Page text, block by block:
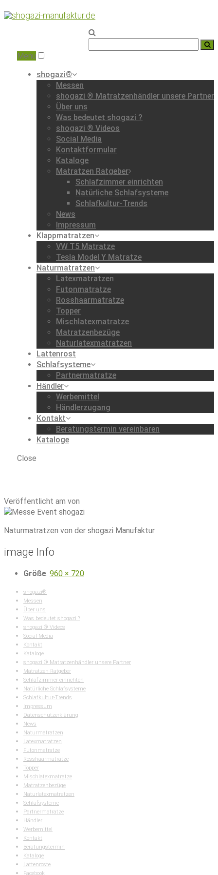
Menu
shogazi®
Messen
shogazi ® Matratzenhändler unsere Partner
Über uns
Was bedeutet shogazi ?
shogazi ® Videos
Social Media
Kontaktformular
Kataloge
Matratzen Ratgeber
Schlafzimmer einrichten
Natürliche Schlafsysteme
Schlafkultur-Trends
News
Impressum
Klappmatratzen
VW T5 Matratze
Tesla Model Y Matratze
Naturmatratzen
Latexmatratzen
Futonmatratze
Rosshaarmatratze
Topper
Mischlatexmatratze
Matratzenbezüge
Naturlatexmatratzen
Lattenrost
Schlafsysteme
Partnermatratze
Händler
Werbemittel
Händlerzugang
Kontakt
Beratungstermin vereinbaren
Kataloge
Close
Veröffentlicht am von
Naturmatratzen von der shogazi Manufaktur
image Info
Größe: 960 × 720
shogazi®
Messen
Über uns
Was bedeutet shogazi ?
shogazi ® Videos
Social Media
Kontakt
Kataloge
shogazi ® Matratzenhändler unsere Partner
Matratzen Ratgeber
Schlafzimmer einrichten
Natürliche Schlafsysteme
Schlafkultur-Trends
Impressum
Datenschutzerklärung
News
Naturmatratzen
Latexmatratzen
Futonmatratze
Rosshaarmatratze
Topper
Mischlatexmatratze
Matratzenbezüge
Naturlatexmatratzen
Schlafsysteme
Partnermatratze
Händler
Werbemittel
Kontakt
Beratungstermin
Kataloge
Lattenroste
Facebook